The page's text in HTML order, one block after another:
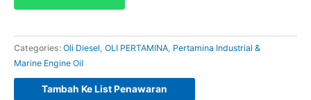
Categories: Oli Diesel OLI PERTAMINA Pertamina Industrial &
Marine Engine Oil
Tambah Ke List Penawaran